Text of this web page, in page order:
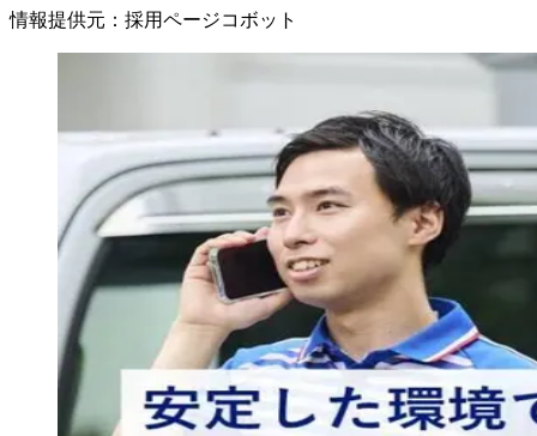
情報提供元 ： 採用ページコボット